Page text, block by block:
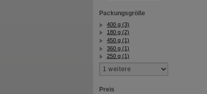
Packungsgröße
400 g (3)
180 g (2)
450 g (1)
360 g (1)
250 g (1)
Preis